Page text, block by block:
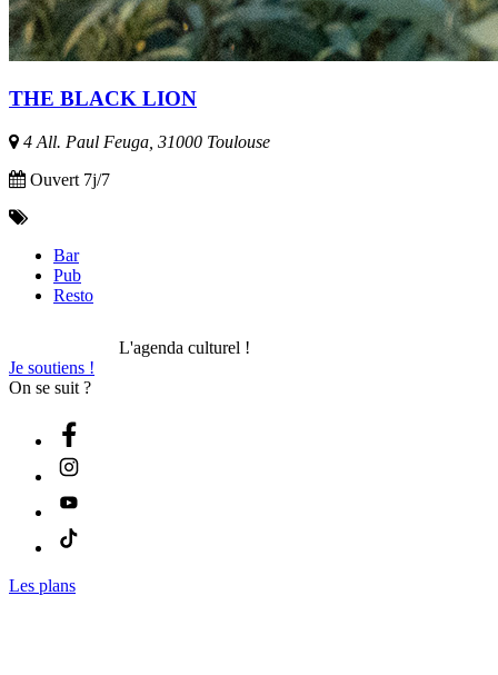
THE BLACK LION
4 All. Paul Feuga, 31000 Toulouse
Ouvert 7j/7
Bar
Pub
Resto
L'agenda culturel !
Je soutiens !
On se suit ?
Les plans